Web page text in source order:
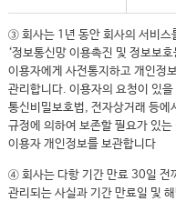
③ 회사는 1년 동안 회사의 서비스
‘정보통신망 이용촉진 및 정보보
이용자에게 사전통지하고 개인정
관리합니다. 이용자의 요청이 있
통신비밀보호법, 전자상거래 등에
규정에 의하여 보존할 필요가 있
이용자 개인정보를 보관합니다
④ 회사는 다항 기간 만료 30일 전
관리되는 사실과 기간 만료일 및